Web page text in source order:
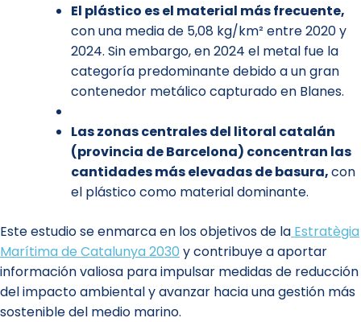
El plástico es el material más frecuente,
con una media de 5,08 kg/km² entre 2020 y
2024. Sin embargo, en 2024 el metal fue la
categoría predominante debido a un gran
contenedor metálico capturado en Blanes.
Las zonas centrales del litoral catalán
(provincia de Barcelona) concentran las
cantidades más elevadas de basura,con
el plástico como material dominante.
Este estudio se enmarca en los objetivos de la Estratègia
Marítima de Catalunya 2030 y contribuye a aportar
información valiosa para impulsar medidas de reducción
del impacto ambiental y avanzar hacia una gestión más
sostenible del medio marino.